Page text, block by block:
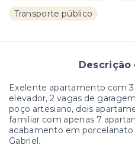
Transporte público
Descrição
Exelente apartamento com
elevador, 2 vagas de
poço artesiano, dois
familiar com apenas 7
acabamento em porcelanato
Gabriel.